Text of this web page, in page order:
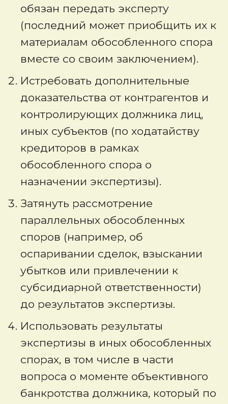
обязан передать эксперту
(последний может приобщить их к
материалам обособленного спора
вместе со своим заключением).
Истребовать дополнительные
доказательства от контрагентов и
контролирующих должника лиц,
иных субъектов (по ходатайству
кредиторов в рамках
обособленного спора о
назначении экспертизы).
Затянуть рассмотрение
параллельных обособленных
споров (например, об
оспаривании сделок, взыскании
убытков или привлечении к
субсидиарной ответственности)
до результатов экспертизы.
Использовать результаты
экспертизы в иных обособленных
спорах, в том числе в части
вопроса о моменте объективного
банкротства должника, который по